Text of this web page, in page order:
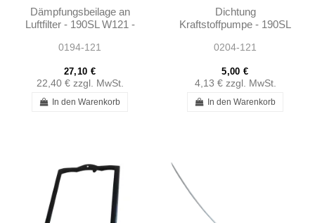
Dämpfungsbeilage an
Luftfilter - 190SL W121 -
0194-121
27,10 €
22,40 € zzgl. MwSt.
In den Warenkorb
Dichtung
Kraftstoffpumpe - 190SL
0204-121
5,00 €
4,13 € zzgl. MwSt.
In den Warenkorb